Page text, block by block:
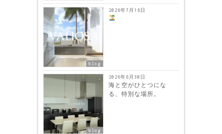
blog
2026年7月16日
blog
2026年6月30日
海と空がひとつにな
る、特別な場所。